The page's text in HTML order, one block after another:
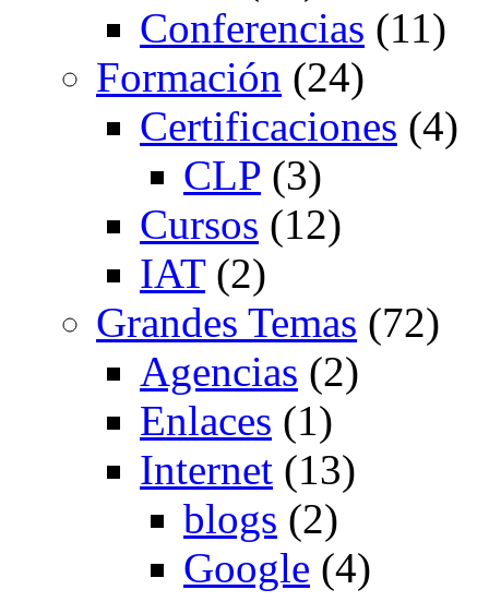
Conferencias (11)
Formación (24)
Certificaciones (4)
CLP (3)
Cursos (12)
IAT(2)
Grandes Temas (72)
Agencias (2)
Enlaces (1)
Internet (13)
blogs (2)
Google (4)